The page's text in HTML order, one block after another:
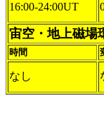
16:00-24:00UT
宙空・地上磁場
時間
なし